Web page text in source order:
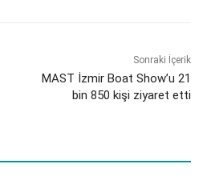
Sonraki İçerik
MAST İzmir Boat Show’u 21
bin 850 kişi ziyaret etti